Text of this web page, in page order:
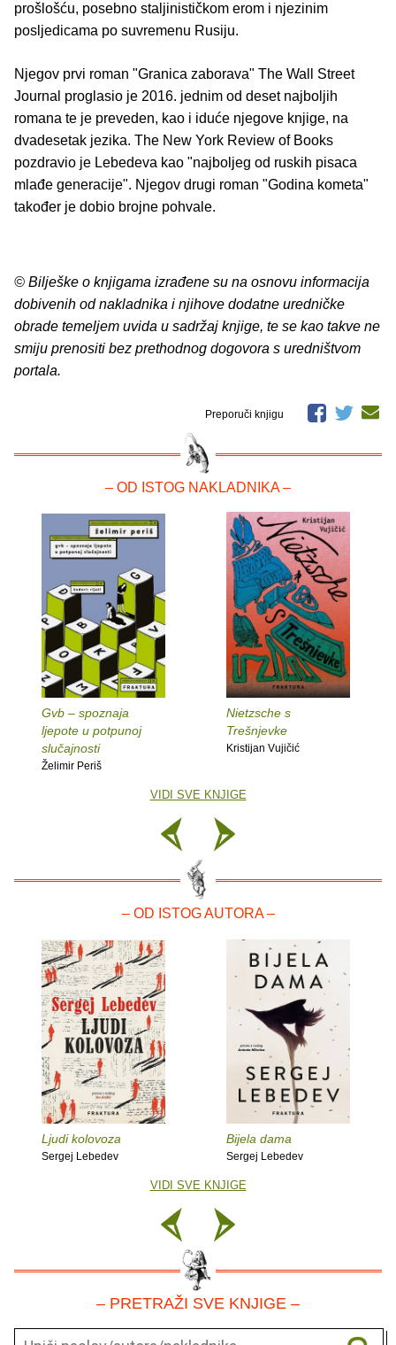
prošlošću, posebno staljinističkom erom i njezinim
posljedicama po suvremenu Rusiju.
Njegov prvi roman "Granica zaborava" The Wall Street
Journal proglasio je 2016. jednim od deset najboljih
romana te je preveden, kao i iduće njegove knjige, na
dvadesetak jezika. The New York Review of Books
pozdravio je Lebedeva kao "najboljeg od ruskih pisaca
mlađe generacije". Njegov drugi roman "Godina kometa"
također je dobio brojne pohvale.
© Bilješke o knjigama izrađene su na osnovu informacija
dobivenih od nakladnika i njihove dodatne uredničke
obrade temeljem uvida u sadržaj knjige, te se kao takve ne
smiju prenositi bez prethodnog dogovora s uredništvom
portala.
Preporuči knjigu
– OD ISTOG NAKLADNIKA –
Gvb – spoznaja
ljepote u potpunoj
slučajnosti
Želimir Periš
Nietzsche s
Trešnjevke
Kristijan Vujičić
VIDI SVE KNJIGE
– OD ISTOG AUTORA –
Ljudi kolovoza
Sergej Lebedev
Bijela dama
Sergej Lebedev
VIDI SVE KNJIGE
– PRETRAŽI SVE KNJIGE –